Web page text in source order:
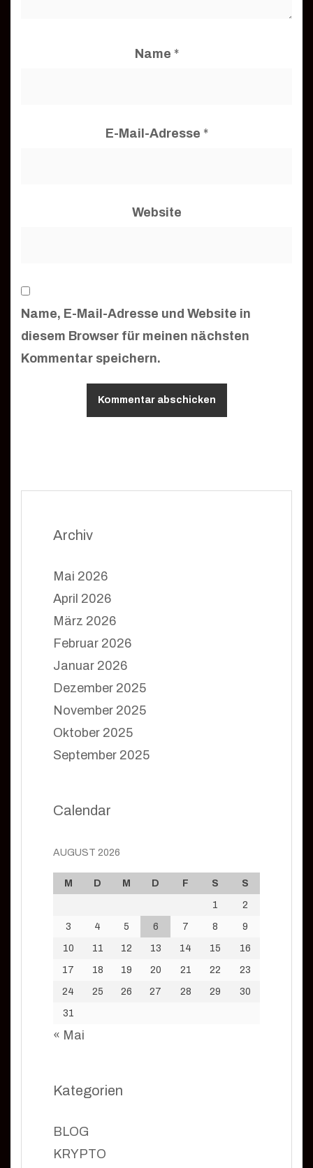
Name *
E-Mail-Adresse *
Website
Name, E-Mail-Adresse und Website in
diesem Browser für meinen nächsten
Kommentar speichern.
Archiv
Mai 2026
April 2026
März 2026
Februar 2026
Januar 2026
Dezember 2025
November 2025
Oktober 2025
September 2025
Calendar
AUGUST 2026
M D M D F S S
1 2
3 4 5 6 7 8 9
10 11 12 13 14 15 16
17 18 19 20 21 22 23
24 25 26 27 28 29 30
31
« Mai
Kategorien
BLOG
KRYPTO